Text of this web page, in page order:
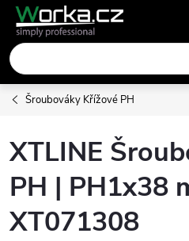
Přejít
obsah
Šroubováky Křížové PH
XTLINE
PH | PH1x38
XT071308